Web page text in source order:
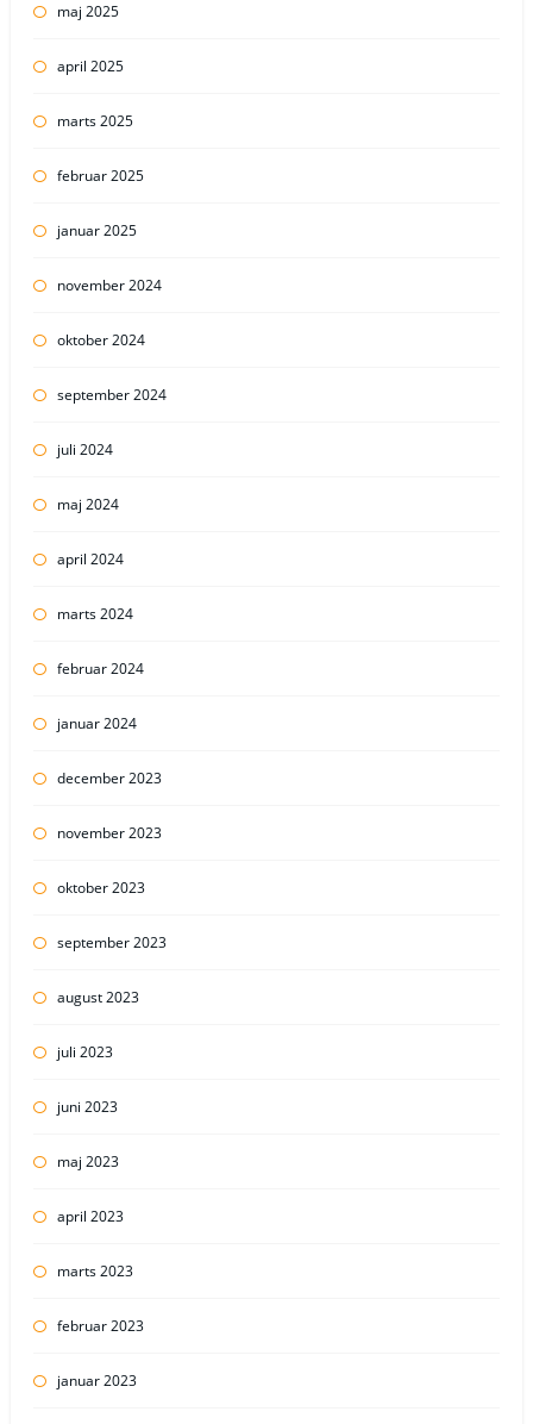
maj 2025
april 2025
marts 2025
februar 2025
januar 2025
november 2024
oktober 2024
september 2024
juli 2024
maj 2024
april 2024
marts 2024
februar 2024
januar 2024
december 2023
november 2023
oktober 2023
september 2023
august 2023
juli 2023
juni 2023
maj 2023
april 2023
marts 2023
februar 2023
januar 2023